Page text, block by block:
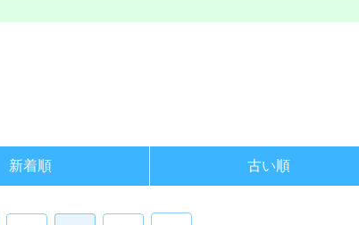
新着順 古い順